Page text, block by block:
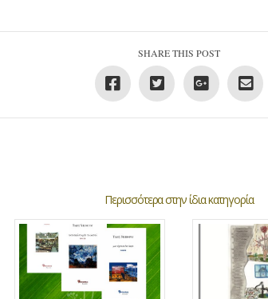
SHARE THIS POST
Περισσότερα στην ίδια κατηγορία